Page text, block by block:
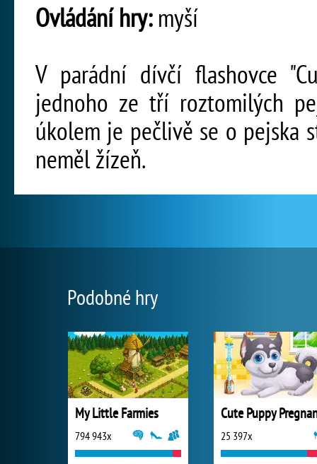
Ovládání hry:myší
V parádní dívčí flashovce
jednoho ze tří roztomilých
úkolem je pečlivě se o pejska
neměl žízeň.
Podobné hry
My Little Farmies
794 943x
Cute Puppy
25 397x